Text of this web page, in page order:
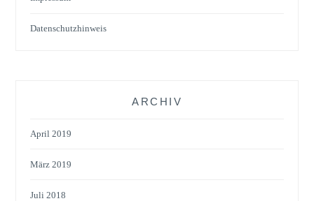
Datenschutzhinweis
ARCHIV
April 2019
März 2019
Juli 2018